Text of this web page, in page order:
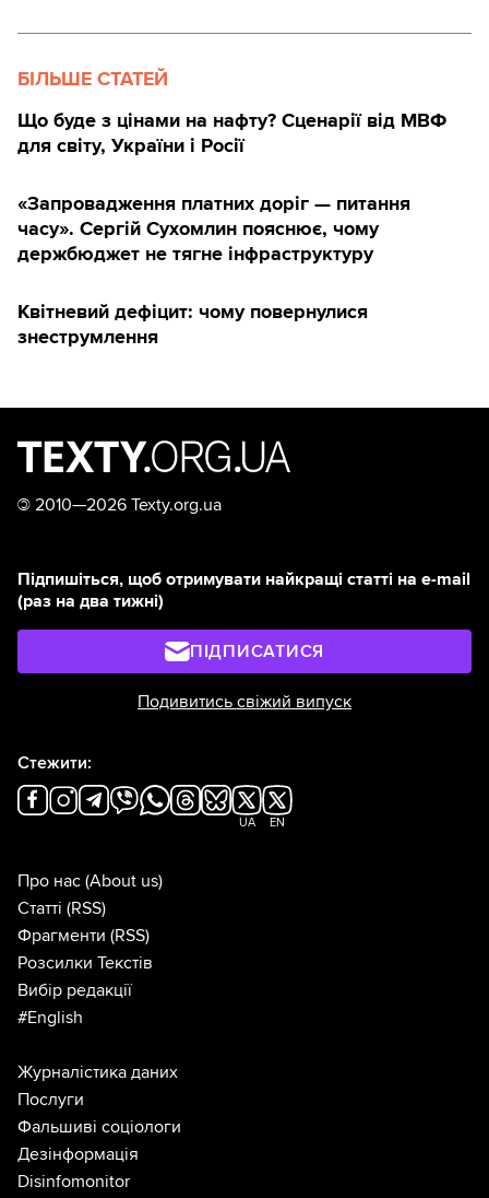
БІЛЬШЕ СТАТЕЙ
Що буде з цінами на нафту? Сценарії від МВФ
для світу, України і Росії
«Запровадження платних доріг — питання
часу». Сергій Сухомлин пояснює, чому
держбюджет не тягне інфраструктуру
Квітневий дефіцит: чому повернулися
знеструмлення
© 2010—2026 Texty.org.ua
Підпишіться, щоб отримувати найкращі статті на e-mail
(раз на два тижні)
ПІДПИСАТИСЯ
Подивитись свіжий випуск
Стежити:
UA EN
Про нас (About us)
Статті (RSS)
Фрагменти (RSS)
Розсилки Текстів
Вибір редакції
#English
Журналістика даних
Послуги
Фальшиві соціологи
Дезінформація
Disinfomonitor